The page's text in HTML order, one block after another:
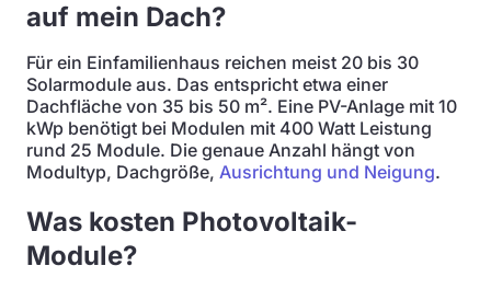
auf mein Dach?
Für ein Einfamilienhaus reichen meist 20 bis 30
Solarmodule aus. Das entspricht etwa einer
Dachfläche von 35 bis 50 m². Eine PV-Anlage mit 10
kWp benötigt bei Modulen mit 400 Watt Leistung
rund 25 Module. Die genaue Anzahl hängt von
Modultyp, Dachgröße, Ausrichtung und Neigung.
Was kosten Photovoltaik-
Module?